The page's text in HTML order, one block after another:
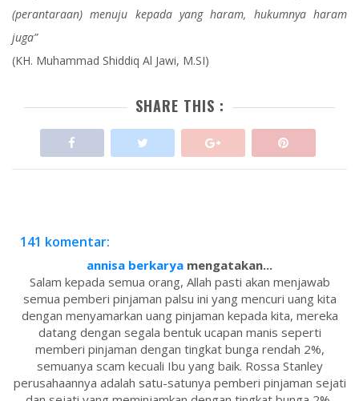
(perantaraan) menuju kepada yang haram, hukumnya haram
juga”
(KH. Muhammad Shiddiq Al Jawi, M.SI)
SHARE THIS :
141 komentar:
annisa berkarya mengatakan...
Salam kepada semua orang, Allah pasti akan menjawab
semua pemberi pinjaman palsu ini yang mencuri uang kita
dengan menyamarkan uang pinjaman kepada kita, mereka
datang dengan segala bentuk ucapan manis seperti
memberi pinjaman dengan tingkat bunga rendah 2%,
semuanya scam kecuali Ibu yang baik. Rossa Stanley
perusahaannya adalah satu-satunya pemberi pinjaman sejati